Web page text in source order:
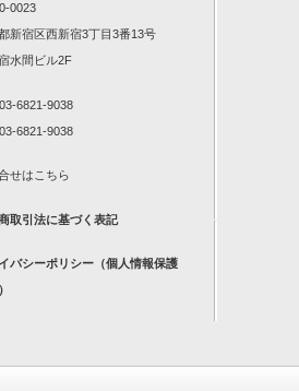
0023
新宿区西新宿3丁目3番13号
水間ビル2F
6821-9038
6821-9038
せは こちら
取引法に基づく表記
バシーポリシー（個人情報保護